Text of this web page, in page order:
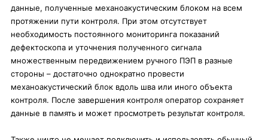
данные, полученные механоакустическим блоком на всем
протяжении пути контроля. При этом отсутствует
необходимость постоянного мониторинга показаний
дефектоскопа и уточнения полученного сигнала
множественным передвижением ручного ПЭП в разные
стороны – достаточно однократно провести
механоакустический блок вдоль шва или иного объекта
контроля. После завершения контроля оператор сохраняет
данные в память и может просмотреть результат контроля.